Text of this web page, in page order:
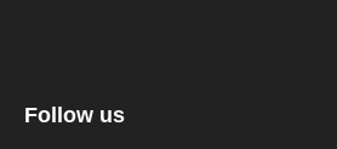
Follow us